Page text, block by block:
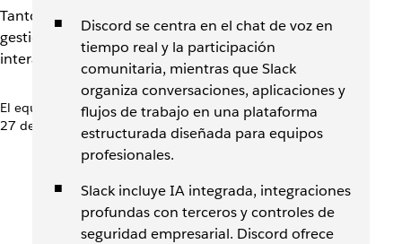
Tanto Slack como Discord reúnen a las personas, pero
gestionan las conversaciones, las herramientas y la
interacción de maneras muy distintas.
El equipo de Slack
27 de mayo de 2026
Discord se centra en el chat de voz en
tiempo real y la participación
comunitaria, mientras que Slack
organiza conversaciones, aplicaciones y
flujos de trabajo en una plataforma
estructurada diseñada para equipos
profesionales.
Slack incluye IA integrada, integraciones
profundas con terceros y controles de
seguridad empresarial. Discord ofrece